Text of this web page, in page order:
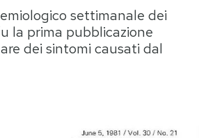
Media
Europa
settimanale dei
la prima pubblicazione
dei sintomi causati dal